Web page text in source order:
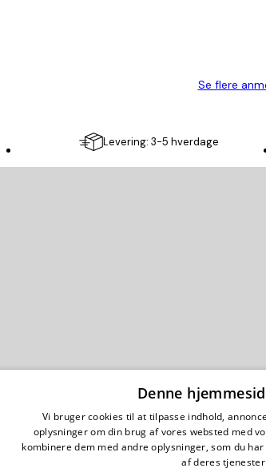
Se flere
Levering: 3-5 hverdage
Vilkår og betingelserCookie Politik
Copyright © 2026 Poster
Fantastic Art. Happy
Denne
Vi bruger cookies til at tilpasse indhold,
oplysninger om din brug af vores websted med
kombinere dem med andre oplysninger, som du
af deres